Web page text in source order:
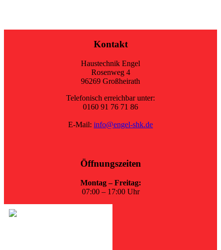
Kontakt
Haustechnik Engel
Rosenweg 4
96269 Großheirath
Telefonisch erreichbar unter:
0160 91 76 71 86
E-Mail: info@engel-shk.de
Öffnungszeiten
Montag – Freitag:
07:00 – 17:00 Uhr